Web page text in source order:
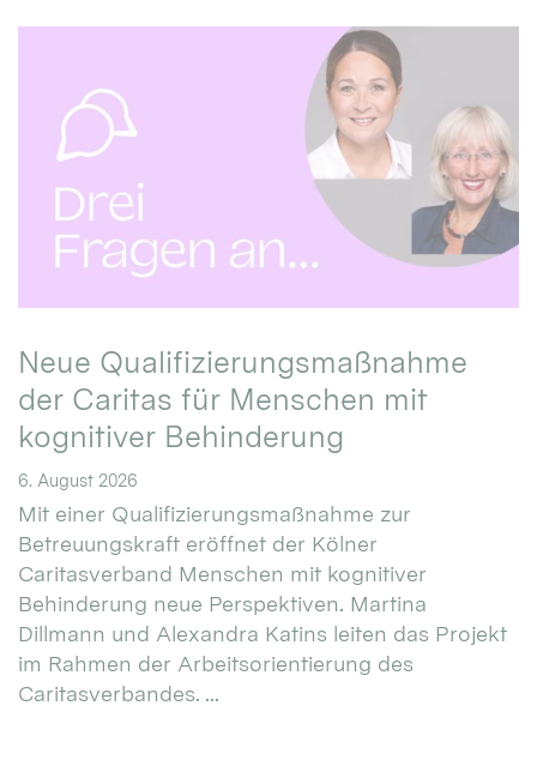
Neue Qualifizierungsmaßnahme
der Caritas für Menschen mit
kognitiver Behinderung
6. August 2026
Mit einer Qualifizierungsmaßnahme zur
Betreuungskraft eröffnet der Kölner
Caritasverband Menschen mit kognitiver
Behinderung neue Perspektiven. Martina
Dillmann und Alexandra Katins leiten das Projekt
im Rahmen der Arbeitsorientierung des
Caritasverbandes. ...